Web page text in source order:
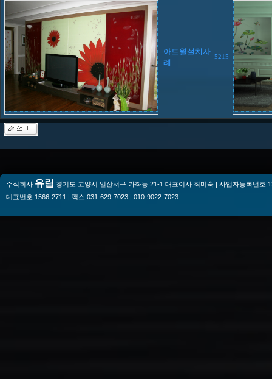
아트월설치사
례
5215
주식회사 유림 경기도 고양시 일산서구 가좌동 21-1 대표이사 최미숙 | 사업자등록번호
대표번호:1566-2711 | 팩스:031-629-7023 | 010-9022-7023